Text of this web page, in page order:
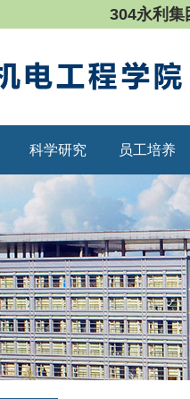
304永利集
科学研究 员工培养